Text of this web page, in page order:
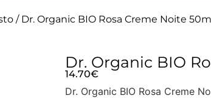
/ Dr. Organic BIO Rosa Creme Noite 50ml
Dr. Organic BIO
14.70€
Dr. Organic BIO Rosa Creme